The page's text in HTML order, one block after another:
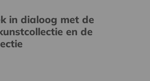
in dialoog met de
en de